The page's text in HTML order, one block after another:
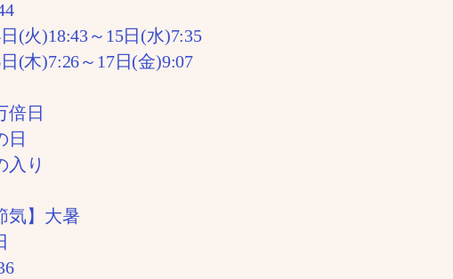
(火)18:43～15日(水)7:35
～17日(金)9:07
倍日
日
入り
気】大暑